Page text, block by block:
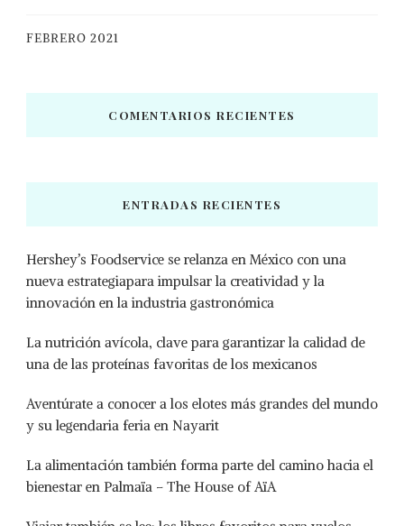
FEBRERO 2021
COMENTARIOS RECIENTES
ENTRADAS RECIENTES
Hershey’s Foodservice se relanza en México con una
nueva estrategiapara impulsar la creatividad y la
innovación en la industria gastronómica
La nutrición avícola, clave para garantizar la calidad de
una de las proteínas favoritas de los mexicanos
Aventúrate a conocer a los elotes más grandes del mundo
y su legendaria feria en Nayarit
La alimentación también forma parte del camino hacia el
bienestar en Palmaïa – The House of AïA